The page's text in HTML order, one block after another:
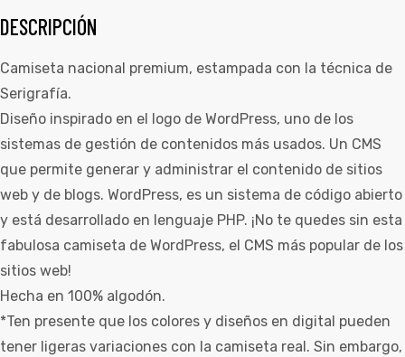
DESCRIPCIÓN
Camiseta nacional premium, estampada con la técnica de
Serigrafía.
Diseño inspirado en el logo de WordPress, uno de los
sistemas de gestión de contenidos más usados. Un CMS
que permite generar y administrar el contenido de sitios
web y de blogs. WordPress, es un sistema de código abierto
y está desarrollado en lenguaje PHP. ¡No te quedes sin esta
fabulosa camiseta de WordPress, el CMS más popular de los
sitios web!
Hecha en 100% algodón.
*Ten presente que los colores y diseños en digital pueden
tener ligeras variaciones con la camiseta real. Sin embargo,